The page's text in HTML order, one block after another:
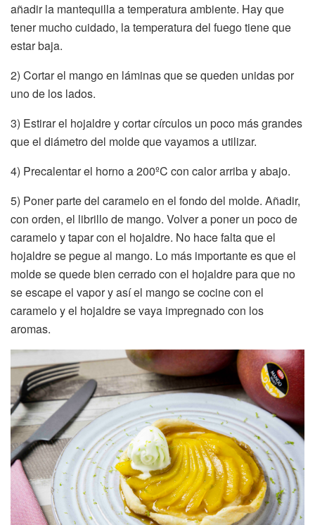
añadir la mantequilla a temperatura ambiente. Hay que
tener mucho cuidado, la temperatura del fuego tiene que
estar baja.
2) Cortar el mango en láminas que se queden unidas por
uno de los lados.
3) Estirar el hojaldre y cortar círculos un poco más grandes
que el diámetro del molde que vayamos a utilizar.
4) Precalentar el horno a 200ºC con calor arriba y abajo.
5) Poner parte del caramelo en el fondo del molde. Añadir,
con orden, el librillo de mango. Volver a poner un poco de
caramelo y tapar con el hojaldre. No hace falta que el
hojaldre se pegue al mango. Lo más importante es que el
molde se quede bien cerrado con el hojaldre para que no
se escape el vapor y así el mango se cocine con el
caramelo y el hojaldre se vaya impregnado con los
aromas.